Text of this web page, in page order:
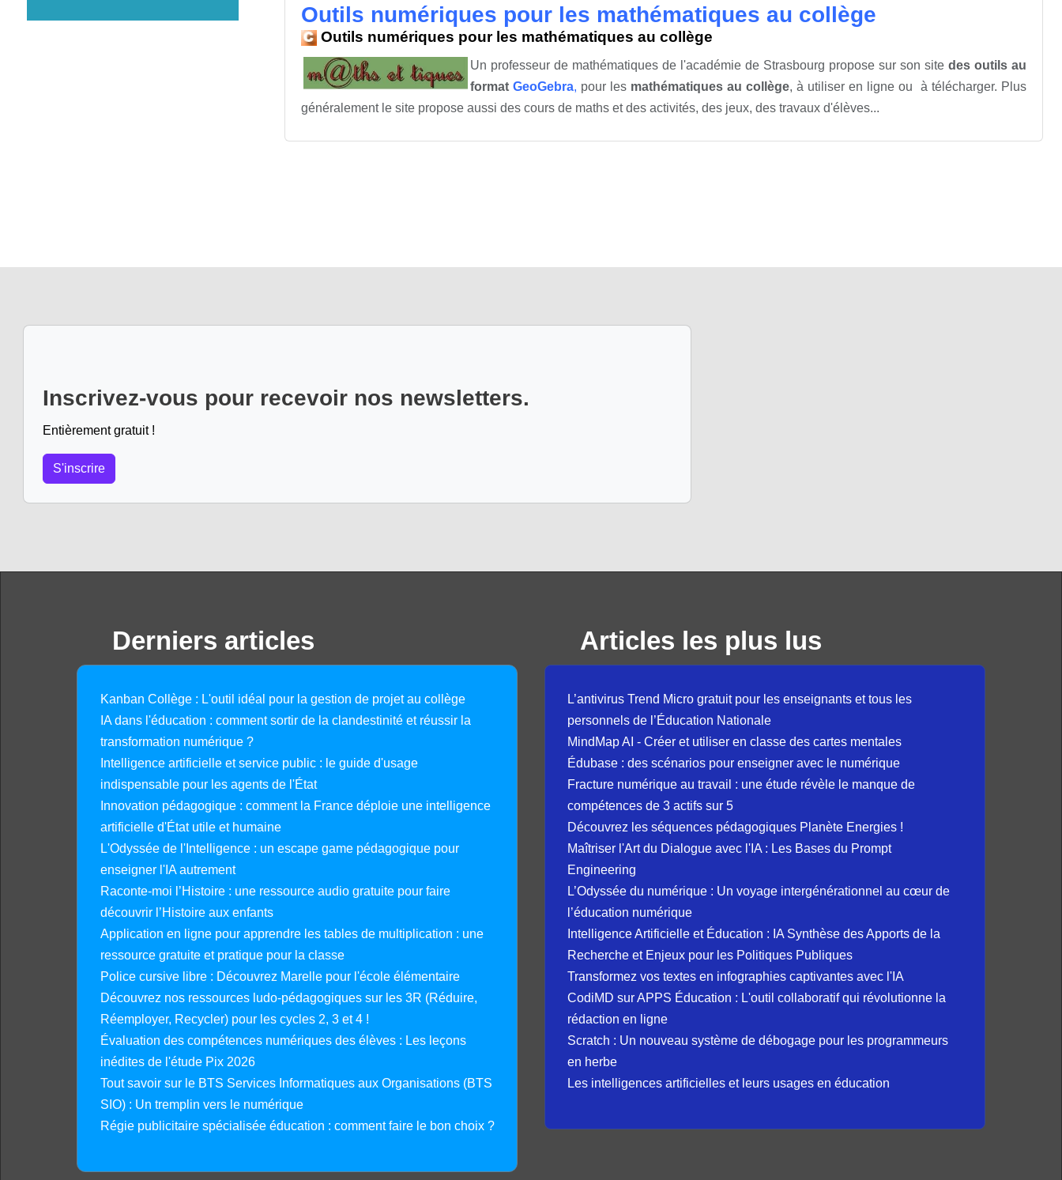
Outils numériques pour les mathématiques au collège
Outils numériques pour les mathématiques au collège
Un professeur de mathématiques de l'académie de Strasbourg propose sur son site des outils au
format GeoGebra, pour les mathématiques au collège, à utiliser en ligne ou à télécharger. Plus
généralement le site propose aussi des cours de maths et des activités, des jeux, des travaux d'élèves...
Inscrivez-vous pour recevoir nos newsletters.
Entièrement gratuit !
S'inscrire
Derniers articles
Kanban Collège : L'outil idéal pour la gestion de projet au collège
IA dans l'éducation : comment sortir de la clandestinité et réussir la
transformation numérique ?
Intelligence artificielle et service public : le guide d'usage
indispensable pour les agents de l'État
Innovation pédagogique : comment la France déploie une intelligence
artificielle d'État utile et humaine
L'Odyssée de l'Intelligence : un escape game pédagogique pour
enseigner l'IA autrement
Raconte-moi l’Histoire : une ressource audio gratuite pour faire
découvrir l’Histoire aux enfants
Application en ligne pour apprendre les tables de multiplication : une
ressource gratuite et pratique pour la classe
Police cursive libre : Découvrez Marelle pour l'école élémentaire
Découvrez nos ressources ludo-pédagogiques sur les 3R (Réduire,
Réemployer, Recycler) pour les cycles 2, 3 et 4 !
Évaluation des compétences numériques des élèves : Les leçons
inédites de l'étude Pix 2026
Tout savoir sur le BTS Services Informatiques aux Organisations (BTS
SIO) : Un tremplin vers le numérique
Régie publicitaire spécialisée éducation : comment faire le bon choix ?
Articles les plus lus
L’antivirus Trend Micro gratuit pour les enseignants et tous les
personnels de l’Éducation Nationale
MindMap AI - Créer et utiliser en classe des cartes mentales
Édubase : des scénarios pour enseigner avec le numérique
Fracture numérique au travail : une étude révèle le manque de
compétences de 3 actifs sur 5
Découvrez les séquences pédagogiques Planète Energies !
Maîtriser l'Art du Dialogue avec l'IA : Les Bases du Prompt
Engineering
L’Odyssée du numérique : Un voyage intergénérationnel au cœur de
l’éducation numérique
Intelligence Artificielle et Éducation : IA Synthèse des Apports de la
Recherche et Enjeux pour les Politiques Publiques
Transformez vos textes en infographies captivantes avec l'IA
CodiMD sur APPS Éducation : L'outil collaboratif qui révolutionne la
rédaction en ligne
Scratch : Un nouveau système de débogage pour les programmeurs
en herbe
Les intelligences artificielles et leurs usages en éducation